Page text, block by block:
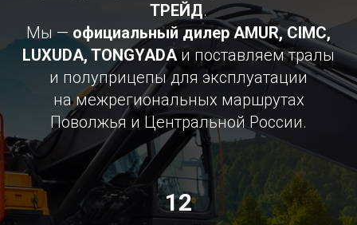
ТРЕЙД.
Мы — официальный дилер AMUR, CIMC,
LUXUDA, TONGYADAи поставляем тралы
и полуприцепы для эксплуатации
на межрегиональных маршрутах
Поволжья и Центральной России.
12